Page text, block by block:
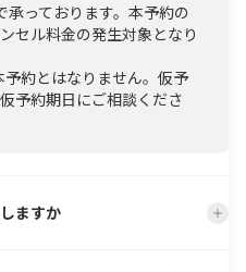
っております。本予約の
セル料金の発生対象となり
約とはなりません。仮予
予約期日にご相談くださ
ますか